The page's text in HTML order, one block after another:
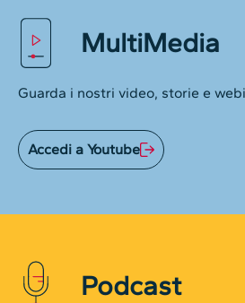
MultiMedia
Guarda i nostri video, storie e
Accedi a Youtube
Podcast